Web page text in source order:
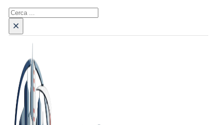
Cerca
×